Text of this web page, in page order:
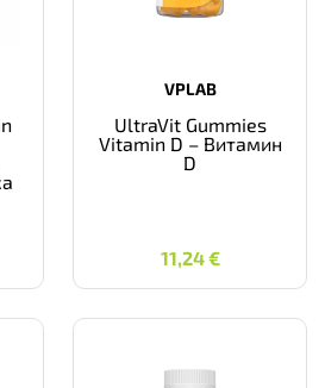
VPLAB
UltraVit Gummies
Vitamin D – Витамин
D
11,24€
11,24 €